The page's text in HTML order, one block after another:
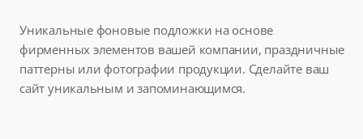
Уникальные фоновые подложки на основе
фирменных элементов вашей компании, праздничные
паттерны или фотографии продукции. Сделайте ваш
сайт уникальным и запоминающимся.